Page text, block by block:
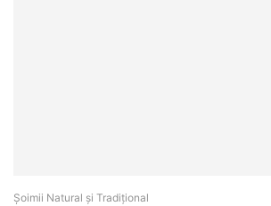
Șoimii Natural și Tradițional